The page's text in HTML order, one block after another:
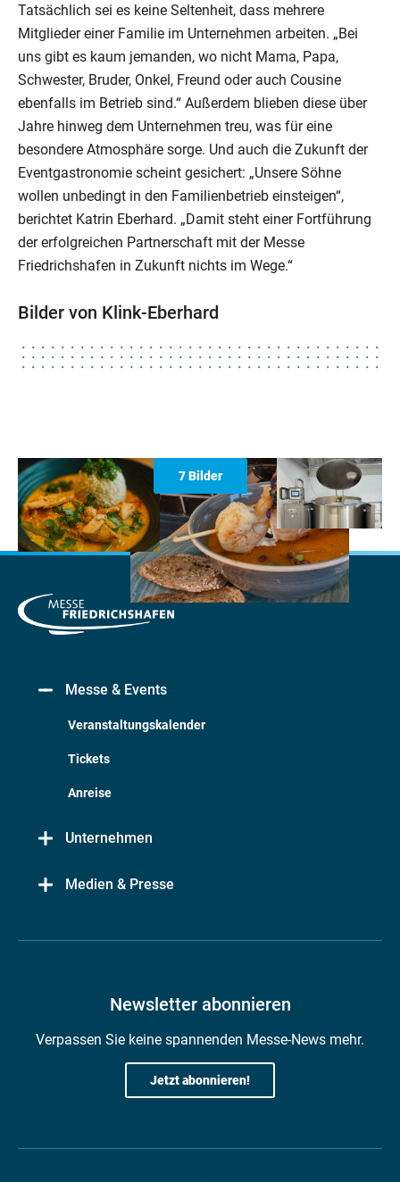
Tatsächlich sei es keine Seltenheit, dass mehrere
Mitglieder einer Familie im Unternehmen arbeiten. „Bei
uns gibt es kaum jemanden, wo nicht Mama, Papa,
Schwester, Bruder, Onkel, Freund oder auch Cousine
ebenfalls im Betrieb sind.“ Außerdem blieben diese über
Jahre hinweg dem Unternehmen treu, was für eine
besondere Atmosphäre sorge. Und auch die Zukunft der
Eventgastronomie scheint gesichert: „Unsere Söhne
wollen unbedingt in den Familienbetrieb einsteigen“,
berichtet Katrin Eberhard. „Damit steht einer Fortführung
der erfolgreichen Partnerschaft mit der Messe
Friedrichshafen in Zukunft nichts im Wege.“
Bilder von Klink-Eberhard
7 Bilder
Messe & Events
Veranstaltungskalender
Tickets
Anreise
Unternehmen
Medien & Presse
Newsletter abonnieren
Verpassen Sie keine spannenden Messe-News mehr.
Jetzt abonnieren!